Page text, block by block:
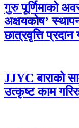
गुरु पूर्णिमाको
अक्षयकोष’
छात्रवृत्ति प्रदान
JJYC बाराको
उत्कृष्ट काम